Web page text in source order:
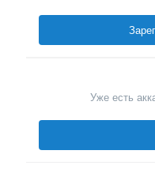
Уже есть